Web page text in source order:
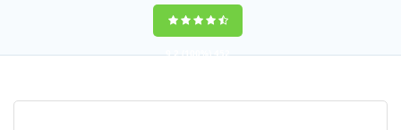
9,2(100%)452